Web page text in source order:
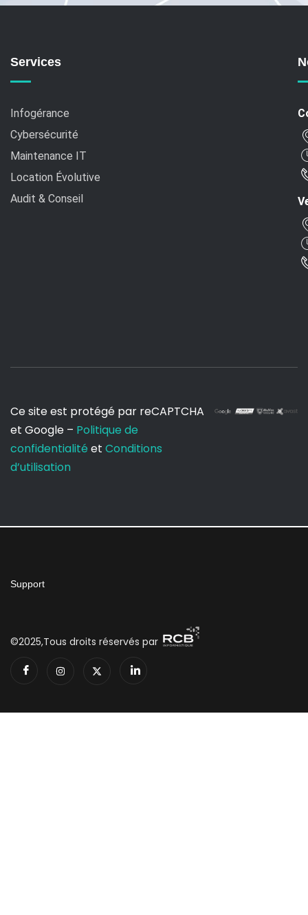
Services
Infogérance
Cybersécurité
Maintenance IT
Location Évolutive
Audit & Conseil
Ce site est protégé par reCAPTCHA
et Google – Politique de
confidentialité et Conditions
d’utilisation
Support
©2025,Tous droits réservés par